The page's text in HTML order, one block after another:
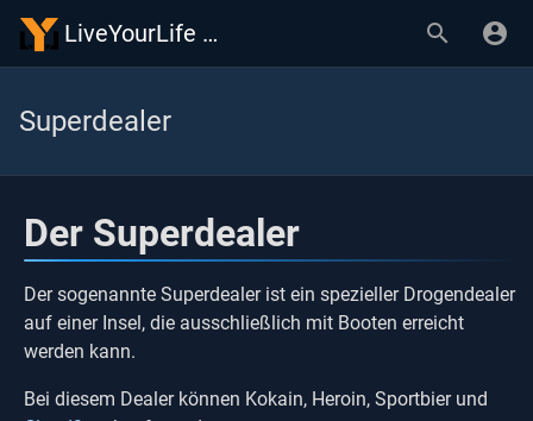
LiveYourLife Wiki
Superdealer
Der Superdealer
Der sogenannte Superdealer ist ein spezieller Drogendealer
auf einer Insel, die ausschließlich mit Booten erreicht
werden kann.
Bei diesem Dealer können Kokain, Heroin, Sportbier und